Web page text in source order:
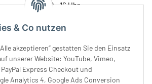
& Co nutzen
akzeptieren“ gestatten Sie den Einsatz
unserer Website: YouTube, Vimeo,
Express Checkout und
Analytics 4, Google Ads Conversion
10 - 16 Uhr
10 - 18 Uhr
10 - 14 Uhr